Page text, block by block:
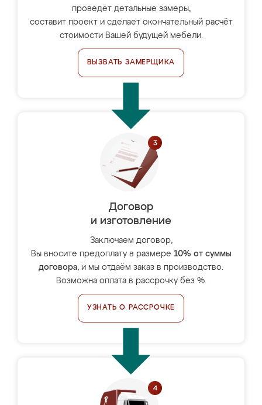
проведёт детальные замеры,
составит проект и сделает окончательный расчёт
стоимости Вашей будущей мебели.
ВЫЗВАТЬ ЗАМЕРЩИКА
Договор
и изготовление
Заключаем договор,
Вы вносите предоплату в размере 10% от суммы
договора, и мы отдаём заказ в производство.
Возможна оплата в рассрочку без %.
УЗНАТЬ О РАССРОЧКЕ